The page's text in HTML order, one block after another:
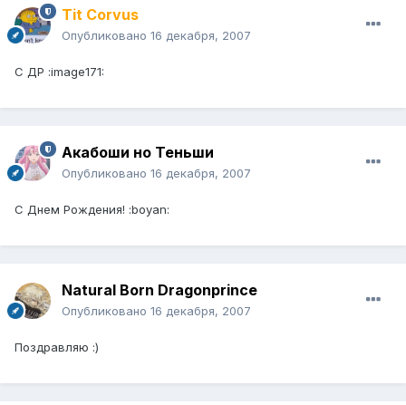
Tit Corvus
Опубликовано 16 декабря, 2007
С ДР :image171:
Акабоши но Теньши
Опубликовано 16 декабря, 2007
C Днем Рождения! :boyan:
Natural Born Dragonprince
Опубликовано 16 декабря, 2007
Поздравляю :)